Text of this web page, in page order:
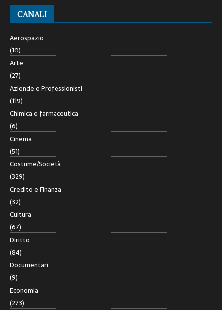
CANALI
Aerospazio
(10)
Arte
(27)
Aziende e Professionisti
(119)
Chimica e farmaceutica
(6)
Cinema
(51)
Costume/Società
(329)
Credito e Finanza
(32)
Cultura
(67)
Diritto
(84)
Documentari
(9)
Economia
(273)